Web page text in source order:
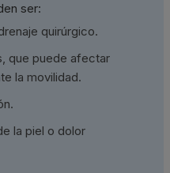
ser:
quirúrgico.
que puede afectar
la movilidad.
la piel o dolor